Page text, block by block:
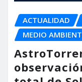
ACTUALIDAD
MEDIO